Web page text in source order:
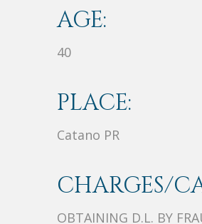
AGE:
40
PLACE:
Catano PR
CHARGES/
OBTAINING D.L. BY